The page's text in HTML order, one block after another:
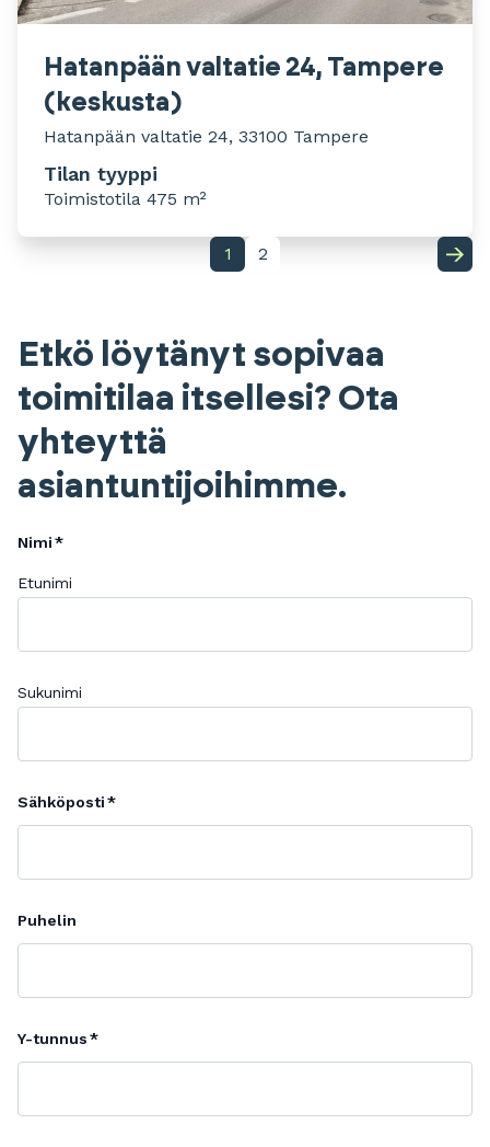
Hatanpään valtatie 24, Tampere
(keskusta)
Hatanpään valtatie 24, 33100 Tampere
Tilan tyyppi
Toimistotila 475 m²
1 2
Etkö löytänyt sopivaa
toimitilaa itsellesi? Ota
yhteyttä
asiantuntijoihimme.
Nimi
Etunimi
Sukunimi
Sähköposti
Puhelin
Y-tunnus